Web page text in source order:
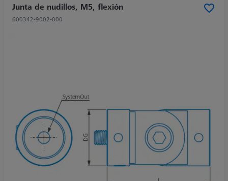
Junta de nudillos, M5, flexión
600342-9002-000